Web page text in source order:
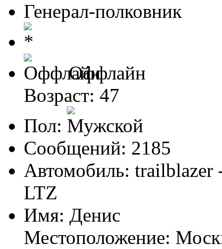
Генерал-полковник
Оффлайн
Возраст: 47
Пол:
Сообщений: 2185
Автомобиль:
LTZ
Имя: Денис
Местоположение: